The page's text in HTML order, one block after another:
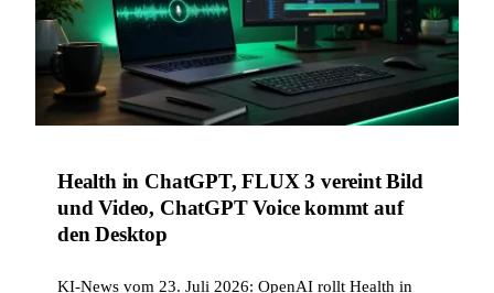
Health in ChatGPT, FLUX 3 vereint Bild
und Video, ChatGPT Voice kommt auf
den Desktop
KI-News vom 23. Juli 2026: OpenAI rollt Health in